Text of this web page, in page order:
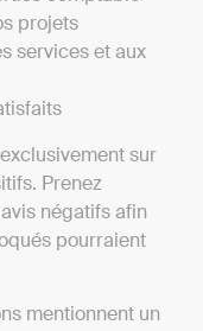
projets
services et aux
sur
Prenez
négatifs afin
pourraient
mentionnent un